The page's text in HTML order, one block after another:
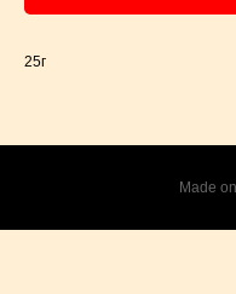
25г
Made on